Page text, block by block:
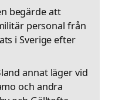
begärde att
personal från
i Sverige efter
annat läger vid
och andra